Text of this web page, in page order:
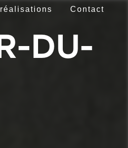
Contact
DU-